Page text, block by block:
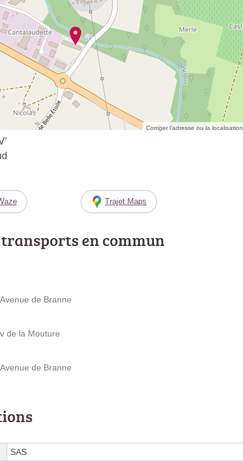
Corriger l’adresse ou la localisation
Trajet Maps
en commun
de Branne
de la Mouture
de Branne
SAS